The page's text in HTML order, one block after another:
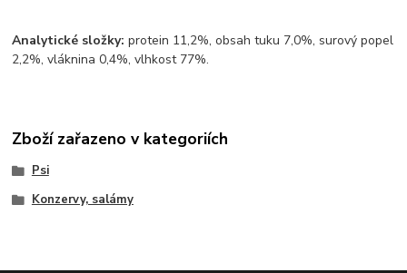
Analytické složky: protein 11,2%, obsah tuku 7,0%, surový popel
2,2%, vláknina 0,4%, vlhkost 77%.
Zboží zařazeno v kategoriích
Psi
Konzervy, salámy